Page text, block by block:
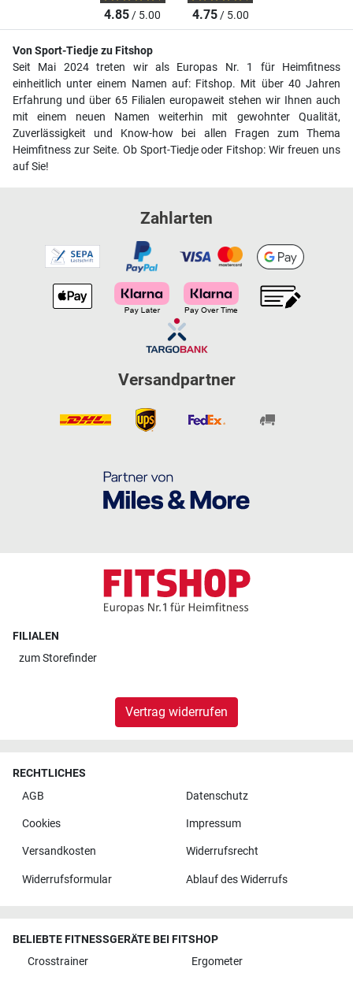
4.85/ 5.00 4.75/ 5.00
Von Sport-Tiedje zu Fitshop
Seit Mai 2024 treten wir als Europas Nr. 1 für Heimfitness
einheitlich unter einem Namen auf: Fitshop. Mit über 40 Jahren
Erfahrung und über 65 Filialen europaweit stehen wir Ihnen auch
mit einem neuen Namen weiterhin mit gewohnter Qualität,
Zuverlässigkeit und Know-how bei allen Fragen zum Thema
Heimfitness zur Seite. Ob Sport-Tiedje oder Fitshop: Wir freuen uns
auf Sie!
Zahlarten
Versandpartner
FILIALEN
zumStorefinder
Vertrag widerrufen
RECHTLICHES
AGB
Datenschutz
Cookies Impressum
Versandkosten Widerrufsrecht
Widerrufsformular Ablauf des Widerrufs
BELIEBTE FITNESSGERÄTE BEI FITSHOP
Crosstrainer
Ergometer